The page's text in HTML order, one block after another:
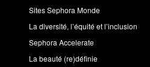
Sites Sephora Monde
La diversité, l’équité et l’inclusion
Sephora Accelerate
La beauté (re)définie